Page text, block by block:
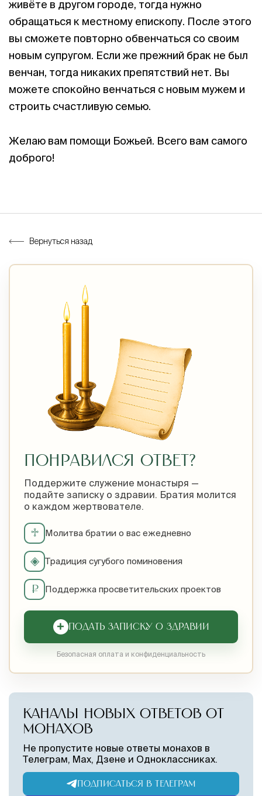
живёте в другом городе, тогда нужно
обращаться к местному епископу. После этого
вы сможете повторно обвенчаться со своим
новым супругом. Если же прежний брак не был
венчан, тогда никаких препятствий нет. Вы
можете спокойно венчаться с новым мужем и
строить счастливую семью.
Желаю вам помощи Божьей. Всего вам самого
доброго!
Вернуться назад
ПОНРАВИЛСЯ ОТВЕТ?
Поддержите служение монастыря —
подайте записку о здравии. Братия молится
о каждом жертвователе.
♱ Молитва братии о вас ежедневно
◈ Традиция сугубого поминовения
₽ Поддержка просветительских проектов
+ ПОДАТЬ ЗАПИСКУ О ЗДРАВИИ
Безопасная оплата и конфиденциальность
КАНАЛЫ НОВЫХ ОТВЕТОВ ОТ
МОНАХОВ
Не пропустите новые ответы монахов в
Телеграм, Max, Дзене и Одноклассниках.
ПОДПИСАТЬСЯ В ТЕЛЕГРАМ